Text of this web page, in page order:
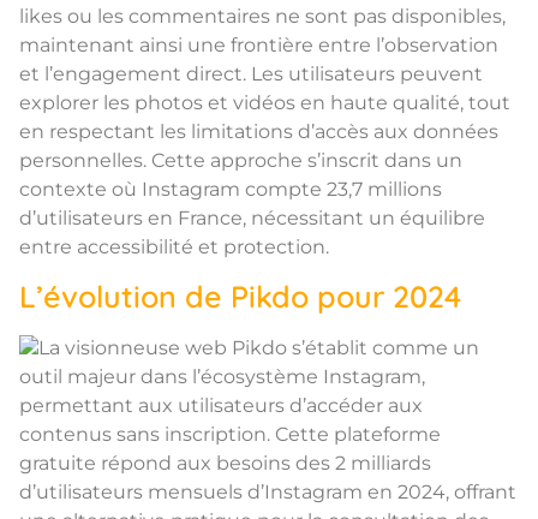
likes ou les commentaires ne sont pas disponibles,
maintenant ainsi une frontière entre l’observation
et l’engagement direct. Les utilisateurs peuvent
explorer les photos et vidéos en haute qualité, tout
en respectant les limitations d’accès aux données
personnelles. Cette approche s’inscrit dans un
contexte où Instagram compte 23,7 millions
d’utilisateurs en France, nécessitant un équilibre
entre accessibilité et protection.
L’évolution de Pikdo pour 2024
La visionneuse web Pikdo s’établit comme un
outil majeur dans l’écosystème Instagram,
permettant aux utilisateurs d’accéder aux
contenus sans inscription. Cette plateforme
gratuite répond aux besoins des 2 milliards
d’utilisateurs mensuels d’Instagram en 2024, offrant